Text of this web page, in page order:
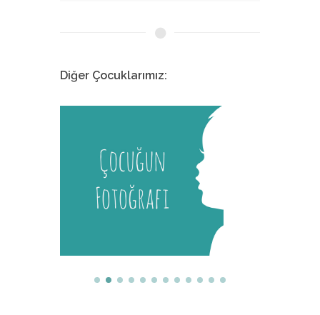
Diğer Çocuklarımız:
Melis
İstanbul Tıp Fakültesi